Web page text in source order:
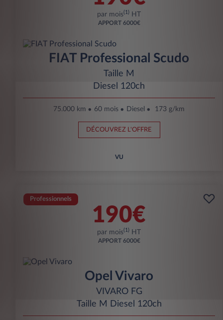
par mois(1) HT
APPORT 6000€
FIAT Professional Scudo
Taille M
Diesel 120ch
75.000 km 60 mois Diesel 173 g/km
DÉCOUVREZ L'OFFRE
VU
Professionnels
190€
par mois(1) HT
APPORT 6000€
Opel Vivaro
VIVARO FG
Taille M Diesel 120ch